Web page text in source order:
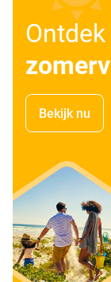
Bekijk nu